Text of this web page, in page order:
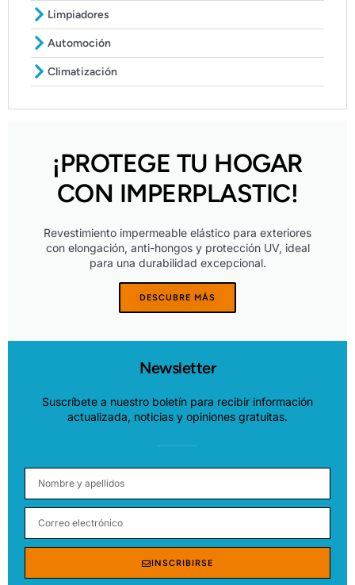
Limpiadores
Automoción
Climatización
¡PROTEGE TU HOGAR
CON IMPERPLASTIC!
Revestimiento impermeable elástico para exteriores
con elongación, anti-hongos y protección UV, ideal
para una durabilidad excepcional.
DESCUBRE MÁS
Newsletter
Suscríbete a nuestro boletín para recibir información
actualizada, noticias y opiniones gratuitas.
INSCRIBIRSE